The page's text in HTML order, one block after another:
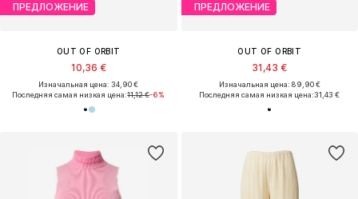
ПРЕДЛОЖЕНИЕ
OUT OF ORBIT
10,36 €
Изначальная цена: 34,90 €
Последняя самая низкая цена:11,12 €-6%
ПРЕДЛОЖЕНИЕ
OUT OF ORBIT
31,43 €
Изначальная цена: 89,90 €
Последняя самая низкая цена:31,43 €